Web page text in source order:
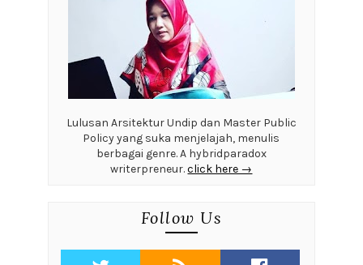
Lulusan Arsitektur Undip dan Master Public
Policy yang suka menjelajah, menulis
berbagai genre. A hybridparadox
writerpreneur.click here →
Follow Us